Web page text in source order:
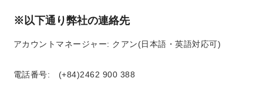
※以下通り弊社の連絡先
アカウントマネージャー: クアン(日本語・英語対応可)
電話番号: (+84)2462 900 388